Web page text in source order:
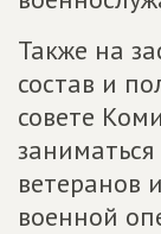
Также на
состав и
совете
ветеранов
военной